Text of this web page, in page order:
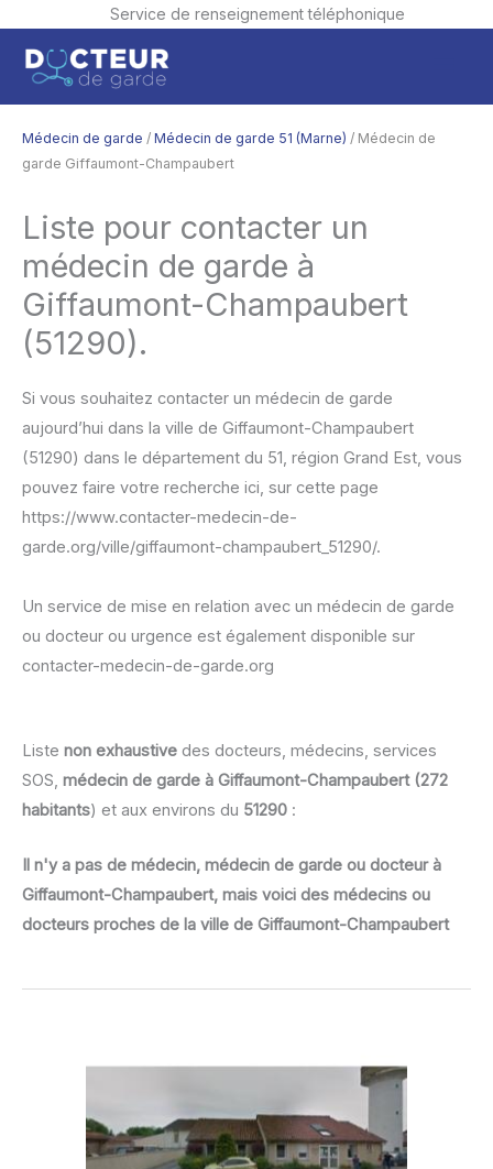
Service de renseignement téléphonique
contenu
Médecin de garde / Médecin de garde 51 (Marne) / Médecin de
garde Giffaumont-Champaubert
Liste pour contacter un
médecin de garde à
Giffaumont-Champaubert
(51290).
Si vous souhaitez contacter un médecin de garde
aujourd’hui dans la ville de Giffaumont-Champaubert
(51290) dans le département du 51, région Grand Est, vous
pouvez faire votre recherche ici, sur cette page
https://www.contacter-medecin-de-
garde.org/ville/giffaumont-champaubert_51290/.
Un service de mise en relation avec un médecin de garde
ou docteur ou urgence est également disponible sur
contacter-medecin-de-garde.org
Liste non exhaustive des docteurs, médecins, services
SOS, médecin de garde à Giffaumont-Champaubert (272
habitants) et aux environs du 51290 :
Il n'y a pas de médecin, médecin de garde ou docteur à
Giffaumont-Champaubert, mais voici des médecins ou
docteurs proches de la ville de Giffaumont-Champaubert